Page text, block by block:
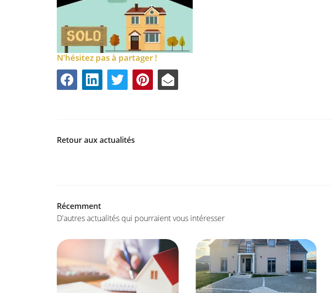
N'hésitez pas à partager !
Retour aux actualités
Récemment
D'autres actualités qui pourraient vous intéresser